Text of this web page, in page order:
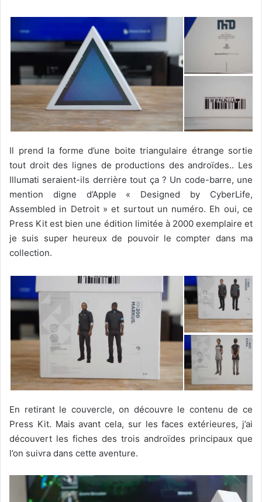
Il prend la forme d’une boite triangulaire étrange sortie
tout droit des lignes de productions des androïdes.. Les
Illumati seraient-ils derrière tout ça ? Un code-barre, une
mention digne d’Apple « Designed by CyberLife,
Assembled in Detroit » et surtout un numéro. Eh oui, ce
Press Kit est bien une édition limitée à 2000 exemplaire et
je suis super heureux de pouvoir le compter dans ma
collection.
En retirant le couvercle, on découvre le contenu de ce
Press Kit. Mais avant cela, sur les faces extérieures, j’ai
découvert les fiches des trois androïdes principaux que
l’on suivra dans cette aventure.